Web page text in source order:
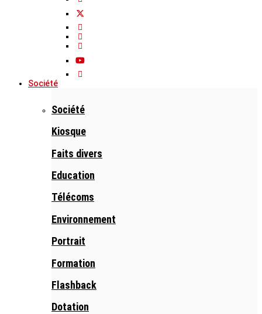
Société
Société
Kiosque
Faits divers
Education
Télécoms
Environnement
Portrait
Formation
Flashback
Dotation